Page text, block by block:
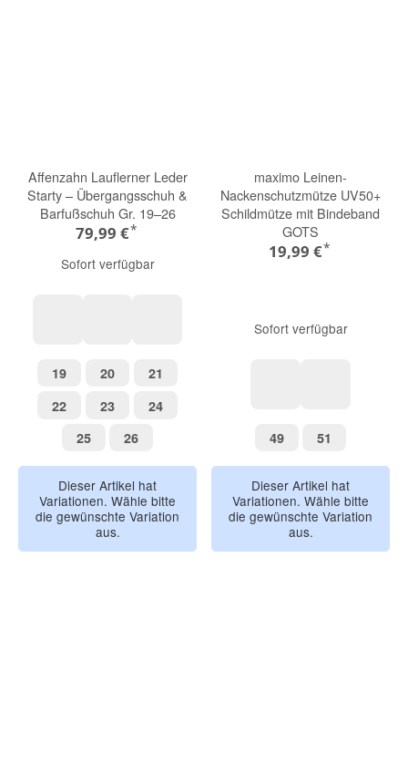
Affenzahn Lauflerner Leder
Starty – Übergangsschuh &
Barfußschuh Gr. 19–26
79,99 €*
Sofort verfügbar
1919 2020 21
2222 2323 2424
2525 2626
Dieser Artikel hat
Variationen. Wähle bitte
die gewünschte Variation
aus.
maximo Leinen-
Nackenschutzmütze UV50+
Schildmütze mit Bindeband
GOTS
19,99 €*
Sofort verfügbar
4949 51
Dieser Artikel hat
Variationen. Wähle bitte
die gewünschte Variation
aus.